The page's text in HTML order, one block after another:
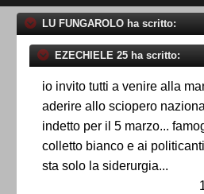
LU FUNGAROLO ha scritto:
EZECHIELE 25 ha scritto:
io invito tutti a venire alla
aderire allo sciopero
indetto per il 5 marzo...
colletto bianco e ai
sta solo la siderurgia...